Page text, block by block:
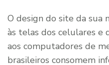
O design do site da sua
às telas dos celulares e
aos computadores de
brasileiros consomem